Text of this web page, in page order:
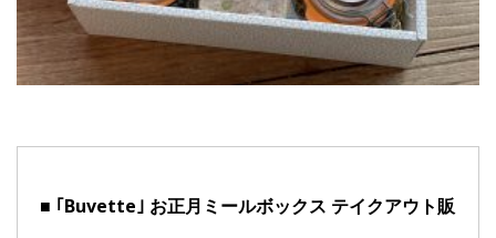
■ ｢Buvette｣ お正月ミールボックス テイクアウト販